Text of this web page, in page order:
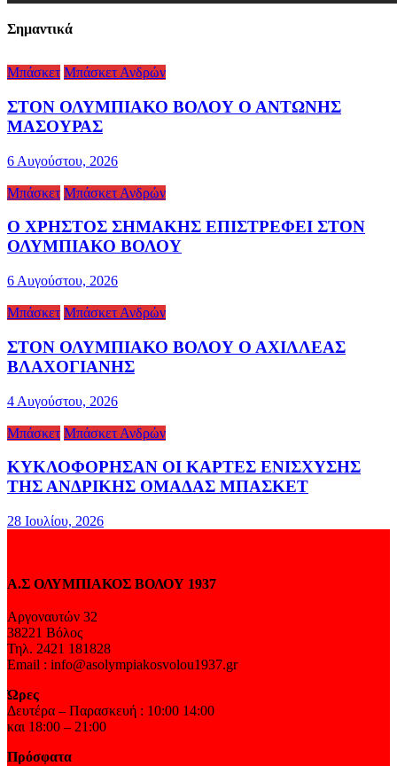
Σημαντικά
Μπάσκετ Μπάσκετ Ανδρών
ΣΤΟΝ ΟΛΥΜΠΙΑΚΟ ΒΟΛΟΥ Ο ΑΝΤΩΝΗΣ
ΜΑΣΟΥΡΑΣ
6 Αυγούστου, 2026
Μπάσκετ Μπάσκετ Ανδρών
Ο ΧΡΗΣΤΟΣ ΣΗΜΑΚΗΣ ΕΠΙΣΤΡΕΦΕΙ ΣΤΟΝ
ΟΛΥΜΠΙΑΚΟ ΒΟΛΟΥ
6 Αυγούστου, 2026
Μπάσκετ Μπάσκετ Ανδρών
ΣΤΟΝ ΟΛΥΜΠΙΑΚΟ ΒΟΛΟΥ Ο ΑΧΙΛΛΕΑΣ
ΒΛΑΧΟΓΙΑΝΗΣ
4 Αυγούστου, 2026
Μπάσκετ Μπάσκετ Ανδρών
ΚΥΚΛΟΦΟΡΗΣΑΝ ΟΙ ΚΑΡΤΕΣ ΕΝΙΣΧΥΣΗΣ
ΤΗΣ ΑΝΔΡΙΚΗΣ ΟΜΑΔΑΣ ΜΠΑΣΚΕΤ
28 Ιουλίου, 2026
Α.Σ ΟΛΥΜΠΙΑΚΟΣ ΒΟΛΟΥ 1937
Αργοναυτών 32
38221 Βόλος
Τηλ. 2421 181828
Email : info@asolympiakosvolou1937.gr
Ώρες
Δευτέρα – Παρασκευή : 10:00 14:00
και 18:00 – 21:00
Πρόσφατα